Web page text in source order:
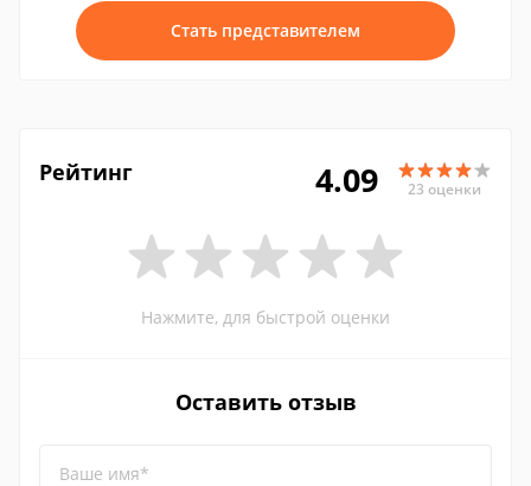
Стать представителем
Рейтинг 4.09 23 оценки
Нажмите, для быстрой оценки
Оставить отзыв
Ваше имя*